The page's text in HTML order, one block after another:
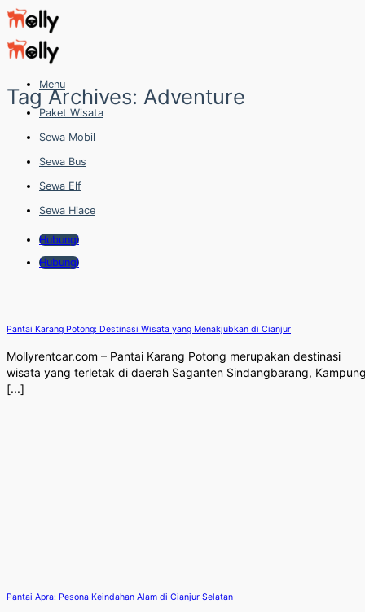
Skip
to
content
Menu
Paket Wisata
Sewa Mobil
Sewa Bus
Sewa Elf
Sewa Hiace
Hubungi
Hubungi
Tag Archives: Adventure
Pantai Karang Potong: Destinasi Wisata yang Menakjubkan di Cianjur
Mollyrentcar.com – Pantai Karang Potong merupakan destinasi
wisata yang terletak di daerah Saganten Sindangbarang,
[...]
Pantai Apra: Pesona Keindahan Alam di Cianjur Selatan